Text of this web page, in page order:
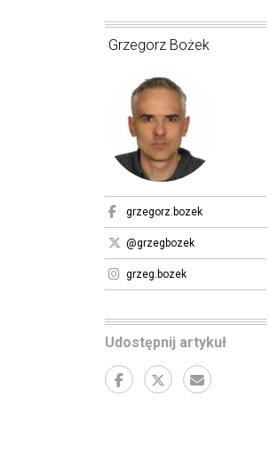
Grzegorz Bożek
grzegorz.bozek
@grzegbozek
grzeg.bozek
Udostępnij artykuł